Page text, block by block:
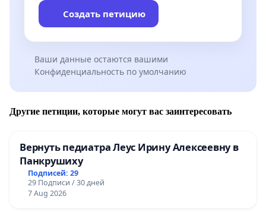
Создать петицию
Ваши данные остаются вашими
Конфиденциальность по умолчанию
Другие петиции, которые могут вас заинтересовать
Вернуть педиатра Леус Ирину Алексеевну в
Панкрушиху
Подписей: 29
29 Подписи / 30 дней
7 Aug 2026